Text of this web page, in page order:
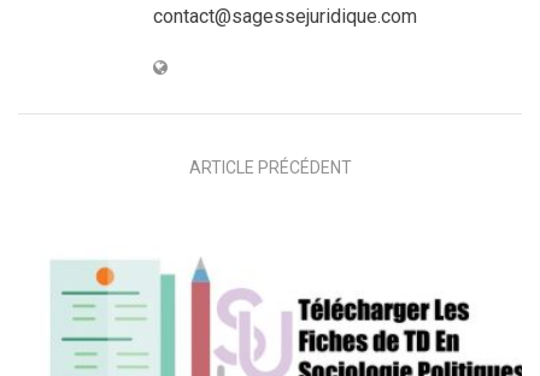
contact@sagessejuridique.com
ARTICLE PRÉCÉDENT